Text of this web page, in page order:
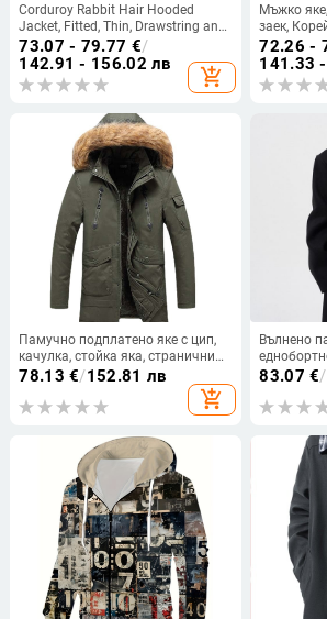
Corduroy Rabbit Hair Hooded
Jacket, Fitted, Thin, Drawstring and
Zipper Hem, Casual Style
73.07 - 79.77 €/
142.91 - 156.02 лв
add_shopping_cart
Мъжко
заек,
прилегнал
дължина
72.26 -
141.33
Памучно подплатено яке с цип,
качулка, стойка яка, странични
джобове, памучен пълнеж
78.13 €/152.81 лв
add_shopping_cart
Вълнено
83.07 €/